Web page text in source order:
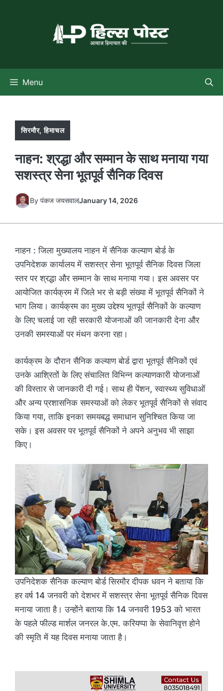
Menu
सिरमौर,हिमाचल
नाहन: श्रद्धा और सम्मान के साथ मनाया गया
सशस्त्र सेना भूतपूर्व सैनिक दिवस
By पंकज जयसवालJanuary 14, 2026
नाहन : जिला मुख्यालय नाहन में सैनिक कल्याण बोर्ड के
उपनिदेशक कार्यालय में सशस्त्र सेना भूतपूर्व सैनिक दिवस जिला
स्तर पर श्रद्धा और सम्मान के साथ मनाया गया। इस अवसर पर
आयोजित कार्यक्रम में जिले भर से बड़ी संख्या में भूतपूर्व सैनिकों ने
भाग लिया। कार्यक्रम का मुख्य उद्देश्य भूतपूर्व सैनिकों के कल्याण
के लिए चलाई जा रही सरकारी योजनाओं की जानकारी देना और
उनकी समस्याओं पर मंथन करना रहा।
कार्यक्रम के दौरान सैनिक कल्याण बोर्ड द्वारा भूतपूर्व सैनिकों एवं
उनके आश्रितों के लिए संचालित विभिन्न कल्याणकारी योजनाओं
की विस्तार से जानकारी दी गई। साथ ही पेंशन, स्वास्थ्य सुविधाओं
और अन्य प्रशासनिक समस्याओं को लेकर भूतपूर्व सैनिकों से संवाद
किया गया, ताकि इनका समयबद्ध समाधान सुनिश्चित किया जा
सके। इस अवसर पर भूतपूर्व सैनिकों ने अपने अनुभव भी साझा
किए।
उपनिदेशक सैनिक कल्याण बोर्ड सिरमौर दीपक धवन ने बताया कि
हर वर्ष 14 जनवरी को देशभर में सशस्त्र सेना भूतपूर्व सैनिक दिवस
मनाया जाता है। उन्होंने बताया कि 14 जनवरी 1953 को भारत
के पहले फील्ड मार्शल जनरल के.एम. करियप्पा के सेवानिवृत्त होने
की स्मृति में यह दिवस मनाया जाता है।